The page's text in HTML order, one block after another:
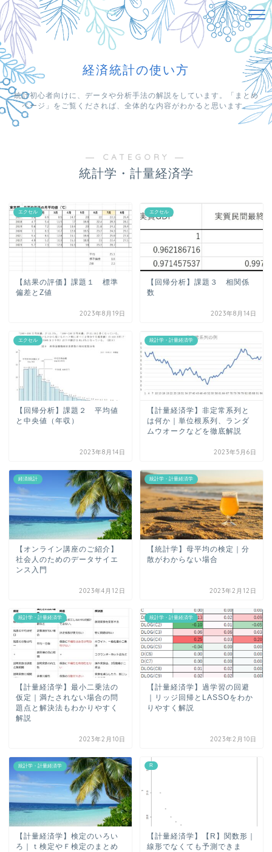
経済統計の使い方
統計初心者向けに、データや分析手法の解説をしています。「まとめ
ページ」をご覧くだされば、全体的な内容がわかると思います。
― CATEGORY ―
統計学・計量経済学
エクセル
【結果の評価】課題１ 標準
偏差とZ値
2023年8月19日
エクセル
【回帰分析】課題３ 相関係
数
2023年8月14日
エクセル
【回帰分析】課題２ 平均値
と中央値（年収）
2023年8月14日
統計学・計量経済学
【計量経済学】非定常系列と
は何か｜単位根系列、ランダ
ムウオークなどを徹底解説
2023年5月6日
経済統計
【オンライン講座のご紹介】
社会人のためのデータサイエ
ンス入門
2023年4月12日
統計学・計量経済学
【統計学】母平均の検定｜分
散がわからない場合
2023年2月12日
統計学・計量経済学
【計量経済学】最小二乗法の
仮定｜満たされない場合の問
題点と解決法もわかりやすく
解説
2023年2月10日
統計学・計量経済学
【計量経済学】過学習の回避
｜リッジ回帰とLASSOをわか
りやすく解説
2023年2月10日
統計学・計量経済学
【計量経済学】検定のいろい
ろ｜ｔ検定やＦ検定のまとめ
R
【計量経済学】【R】関数形｜
線形でなくても予測できま